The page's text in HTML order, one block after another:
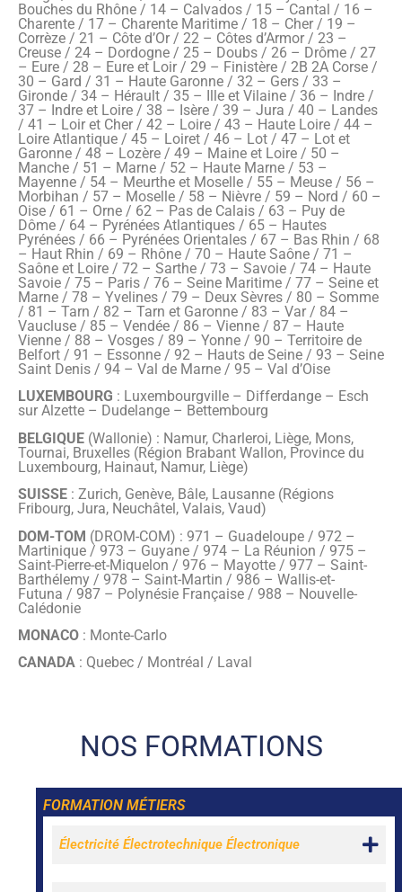
Bouches du Rhône / 14 – Calvados / 15 – Cantal / 16 –
Charente / 17 – Charente Maritime / 18 – Cher / 19 –
Corrèze / 21 – Côte d’Or / 22 – Côtes d’Armor / 23 –
Creuse / 24 – Dordogne / 25 – Doubs / 26 – Drôme / 27
– Eure / 28 – Eure et Loir / 29 – Finistère / 2B 2A Corse /
30 – Gard / 31 – Haute Garonne / 32 – Gers / 33 –
Gironde / 34 – Hérault / 35 – Ille et Vilaine / 36 – Indre /
37 – Indre et Loire / 38 – Isère / 39 – Jura / 40 – Landes
/ 41 – Loir et Cher / 42 – Loire / 43 – Haute Loire / 44 –
Loire Atlantique / 45 – Loiret / 46 – Lot / 47 – Lot et
Garonne / 48 – Lozère / 49 – Maine et Loire / 50 –
Manche / 51 – Marne / 52 – Haute Marne / 53 –
Mayenne / 54 – Meurthe et Moselle / 55 – Meuse / 56 –
Morbihan / 57 – Moselle / 58 – Nièvre / 59 – Nord / 60 –
Oise / 61 – Orne / 62 – Pas de Calais / 63 – Puy de
Dôme / 64 – Pyrénées Atlantiques / 65 – Hautes
Pyrénées / 66 – Pyrénées Orientales / 67 – Bas Rhin / 68
– Haut Rhin / 69 – Rhône / 70 – Haute Saône / 71 –
Saône et Loire / 72 – Sarthe / 73 – Savoie / 74 – Haute
Savoie / 75 – Paris / 76 – Seine Maritime / 77 – Seine et
Marne / 78 – Yvelines / 79 – Deux Sèvres / 80 – Somme
/ 81 – Tarn / 82 – Tarn et Garonne / 83 – Var / 84 –
Vaucluse / 85 – Vendée / 86 – Vienne / 87 – Haute
Vienne / 88 – Vosges / 89 – Yonne / 90 – Territoire de
Belfort / 91 – Essonne / 92 – Hauts de Seine / 93 – Seine
Saint Denis / 94 – Val de Marne / 95 – Val d’Oise
LUXEMBOURG : Luxembourgville – Differdange – Esch
sur Alzette – Dudelange – Bettembourg
BELGIQUE (Wallonie) : Namur, Charleroi, Liège, Mons,
Tournai, Bruxelles (Région Brabant Wallon, Province du
Luxembourg, Hainaut, Namur, Liège)
SUISSE : Zurich, Genève, Bâle, Lausanne (Régions
Fribourg, Jura, Neuchâtel, Valais, Vaud)
DOM-TOM (DROM-COM) : 971 – Guadeloupe / 972 –
Martinique / 973 – Guyane / 974 – La Réunion / 975 –
Saint-Pierre-et-Miquelon / 976 – Mayotte / 977 – Saint-
Barthélemy / 978 – Saint-Martin / 986 – Wallis-et-
Futuna / 987 – Polynésie Française / 988 – Nouvelle-
Calédonie
MONACO : Monte-Carlo
CANADA : Quebec / Montréal / Laval
NOS FORMATIONS
FORMATION MÉTIERS
Électricité Électrotechnique Électronique